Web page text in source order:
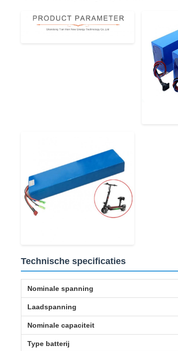
Technische specificaties
Nominale spanning
Laadspanning
Nominale capaciteit
Type batterij